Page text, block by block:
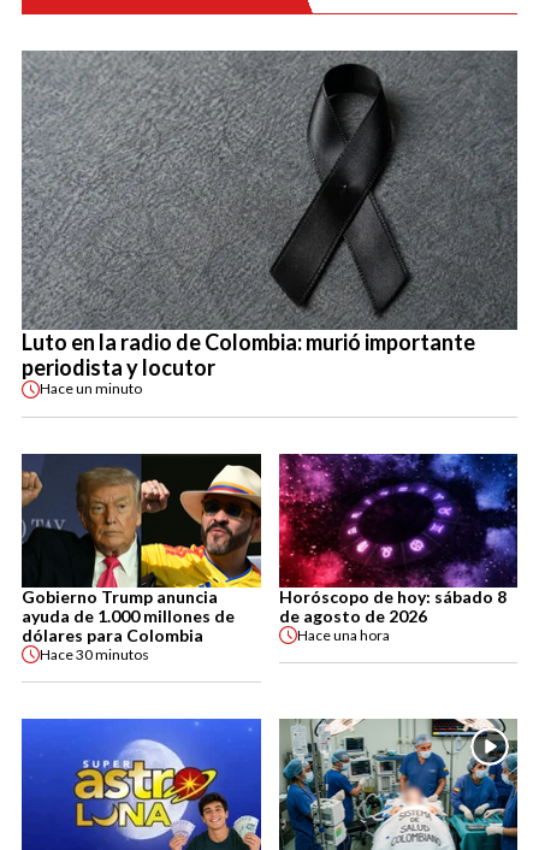
Luto en la radio de Colombia: murió importante
periodista y locutor
Haceun minuto
Gobierno Trump anuncia
ayuda de 1.000 millones de
dólares para Colombia
Hace30 minutos
Horóscopo de hoy: sábado 8
de agosto de 2026
Haceuna hora